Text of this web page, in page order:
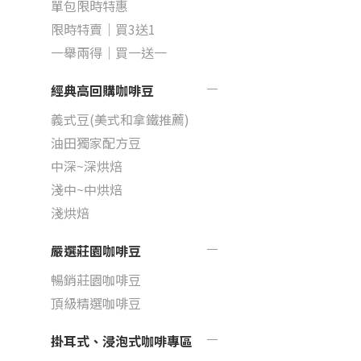
單包限時特惠
限時特賣｜買3送1
一舉兩得｜買一送一
經典高回購咖啡豆
義式豆(美式和拿鐵推薦)
油田獨家配方豆
中深~深烘焙
淺中~中烘焙
淺烘焙
嚴選莊園咖啡豆
暢銷莊園咖啡豆
頂級精選咖啡豆
掛耳式、浸泡式咖啡專區